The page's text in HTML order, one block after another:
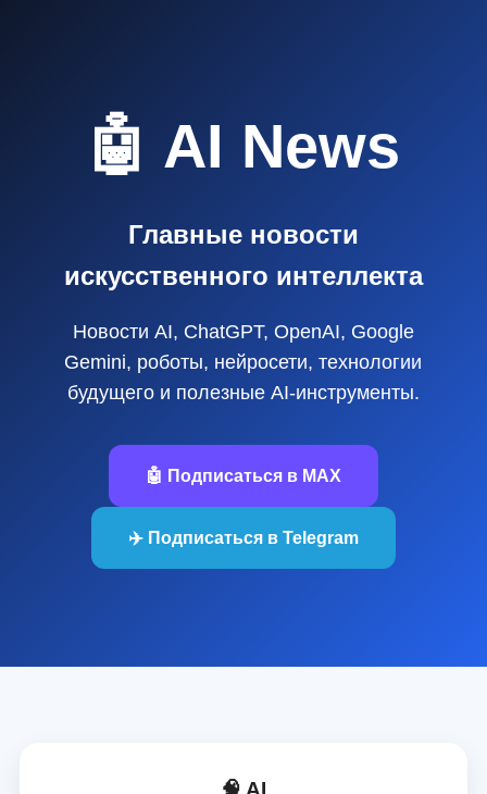
🤖 AI News
Главные новости
искусственного интеллекта
Новости AI, ChatGPT, OpenAI, Google
Gemini, роботы, нейросети, технологии
будущего и полезные AI‑инструменты.
🤖 Подписаться в MAX
✈️ Подписаться в Telegram
🧠 AI